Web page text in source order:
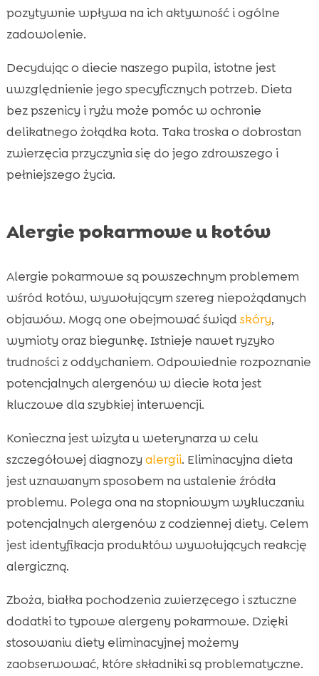
pozytywnie wpływa na ich aktywność i ogólne
zadowolenie.
Decydując o diecie naszego pupila, istotne jest
uwzględnienie jego specyficznych potrzeb. Dieta
bez pszenicy i ryżu może pomóc w ochronie
delikatnego żołądka kota. Taka troska o dobrostan
zwierzęcia przyczynia się do jego zdrowszego i
pełniejszego życia.
Alergie pokarmowe u kotów
Alergie pokarmowe są powszechnym problemem
wśród kotów, wywołującym szereg niepożądanych
objawów. Mogą one obejmować świądskóry,
wymioty oraz biegunkę. Istnieje nawet ryzyko
trudności z oddychaniem. Odpowiednie rozpoznanie
potencjalnych alergenów w diecie kota jest
kluczowe dla szybkiej interwencji.
Konieczna jest wizyta u weterynarza w celu
szczegółowej diagnozy alergii. Eliminacyjna dieta
jest uznawanym sposobem na ustalenie źródła
problemu. Polega ona na stopniowym wykluczaniu
potencjalnych alergenów z codziennej diety. Celem
jest identyfikacja produktów wywołujących reakcję
alergiczną.
Zboża, białka pochodzenia zwierzęcego i sztuczne
dodatki to typowe alergeny pokarmowe. Dzięki
stosowaniu diety eliminacyjnej możemy
zaobserwować, które składniki są problematyczne.